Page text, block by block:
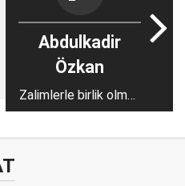
Abdulkadir
Özkan
Zalimlerle birlik olmak
zorunda mıyız?